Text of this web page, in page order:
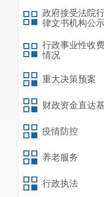
政府接受法院
律文书机构公
行政事业性收
情况
重大决策预案
财政资金直达
疫情防控
养老服务
行政执法